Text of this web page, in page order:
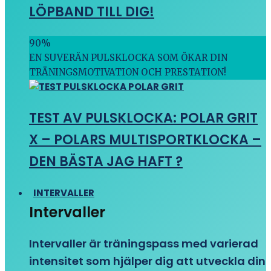
LÖPBAND TILL DIG!
90%
EN SUVERÄN PULSKLOCKA SOM ÖKAR DIN
TRÄNINGSMOTIVATION OCH PRESTATION!
TEST AV PULSKLOCKA: POLAR GRIT
X – POLARS MULTISPORTKLOCKA –
DEN BÄSTA JAG HAFT ?
INTERVALLER
Intervaller
Intervaller är träningspass med varierad
intensitet som hjälper dig att utveckla din